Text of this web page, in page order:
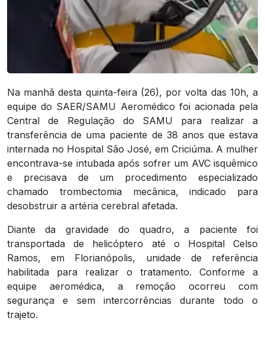
Na manhã desta quinta-feira (26), por volta das 10h, a
equipe do SAER/SAMU Aeromédico foi acionada pela
Central de Regulação do SAMU para realizar a
transferência de uma paciente de 38 anos que estava
internada no Hospital São José, em Criciúma. A mulher
encontrava-se intubada após sofrer um AVC isquêmico
e precisava de um procedimento especializado
chamado trombectomia mecânica, indicado para
desobstruir a artéria cerebral afetada.
Diante da gravidade do quadro, a paciente foi
transportada de helicóptero até o Hospital Celso
Ramos, em Florianópolis, unidade de referência
habilitada para realizar o tratamento. Conforme a
equipe aeromédica, a remoção ocorreu com
segurança e sem intercorrências durante todo o
trajeto.